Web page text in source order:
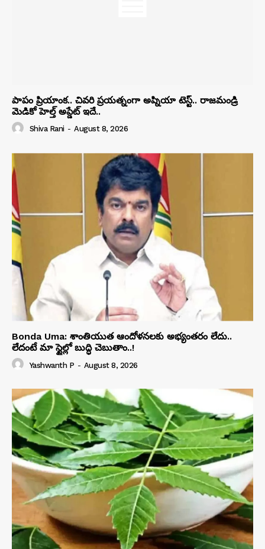
పాపం ప్రియాంక.. చివరి ప్రయత్నంగా అప్నియా టెస్ట్.. రాజమండ్రి
మెడికో హెల్త్ అప్డేట్ ఇదే..
Shiva Rani - August 8, 2026
Bonda Uma: శాంతియుత ఆందోళనలకు అభ్యంతరం లేదు..
లేదంటే మా స్టైల్లో బుద్ధి చెబుతాం..!
Yashwanth P - August 8, 2026